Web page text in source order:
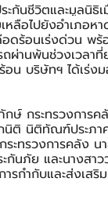
ะกันชีวิตและมูลนิ
หลือไปยังอำเภอ
ดร้อนเร่งด่วน พ
านพ้นช่วงเวลาที่
น บริษัทฯ ได้เร่ง
กษ์ กระทรวงกา
นิติ นิติทัณฑ์ประภ
ทรวงการคลัง น
กันภัย และนางสา
กำกับและส่งเสริ